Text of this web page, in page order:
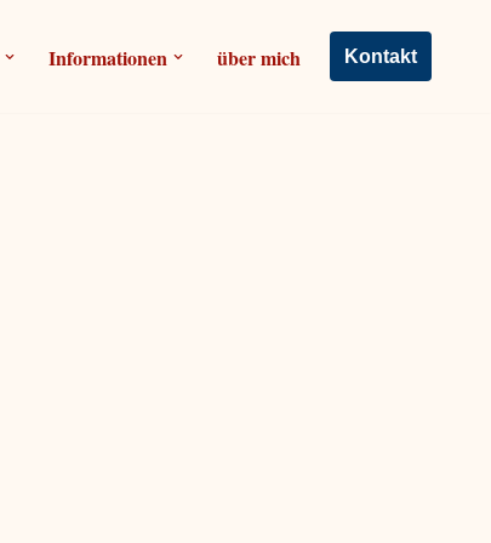
Informationen über mich Kontakt